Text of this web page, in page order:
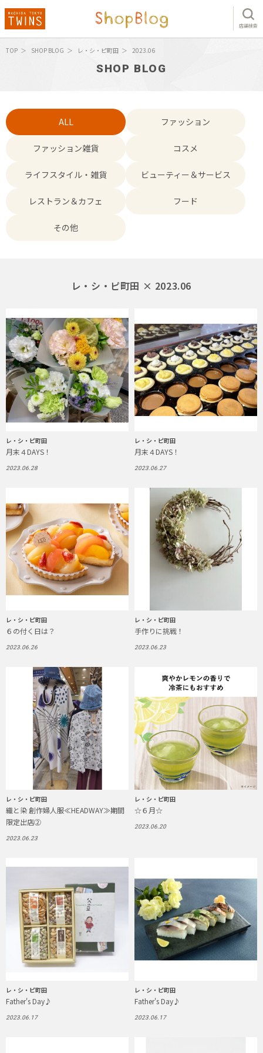
店舗検索
TOP SHOP BLOG レ・シ・ピ町田 2023.06
SHOP BLOG
ALL ファッション
ファッション雑貨 コスメ
ライフスタイル・雑貨 ビューティー＆サービス
レストラン＆カフェ フード
その他
レ・シ・ピ町田 × 2023.06
レ・シ・ピ町田
月末４DAYS！
2023.06.28
レ・シ・ピ町田
月末４DAYS！
2023.06.27
レ・シ・ピ町田
６の付く日は？
2023.06.26
レ・シ・ピ町田
手作りに挑戦！
2023.06.23
レ・シ・ピ町田
織と染 創作婦人服≪HEADWAY≫期間
限定出店②
2023.06.23
レ・シ・ピ町田
☆６月☆
2023.06.20
レ・シ・ピ町田
Father's Day♪
2023.06.17
レ・シ・ピ町田
Father's Day♪
2023.06.17